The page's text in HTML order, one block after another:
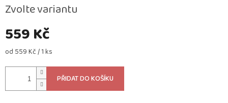
559 Kč
Měrná
od 559 Kč / 1 ks
Zvolte variantu
PŘIDAT DO KOŠÍKU